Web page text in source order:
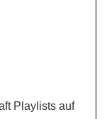
Playlists auf